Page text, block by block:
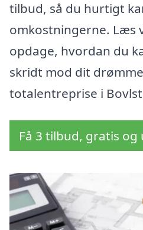
tilbud, så du hurtigt
omkostningerne. Læs
opdage, hvordan du
skridt mod dit
totalentreprise i
Få 3 tilbud, gratis